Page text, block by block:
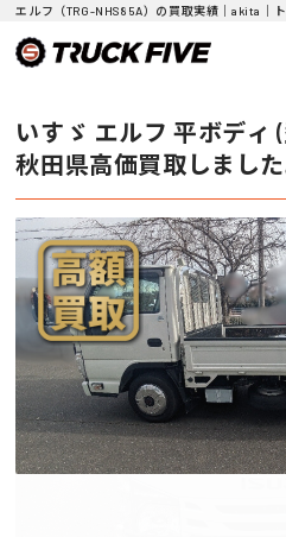
エルフ（TRG-NHS85A）の買取実績｜akita｜
いすゞ エルフ 平ボディ
秋田県高価買取しました